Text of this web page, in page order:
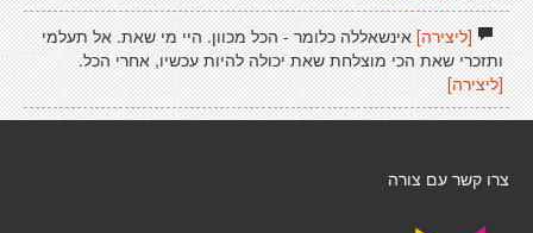
[ליצירה]אינשאללה כלומר - הכל מכוון. היי מי שאת. אל תעלמי
ותזכרי שאת הכי מוצלחת שאת יכולה להיות עכשיו, אחרי הכל.
[ליצירה]
צרו קשר עם צורה